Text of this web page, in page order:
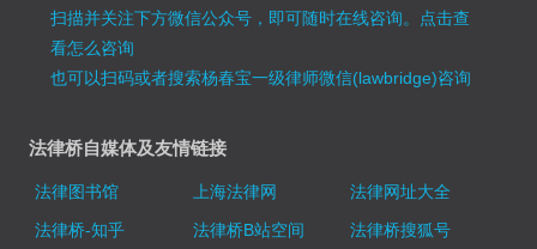
扫描并关注下方微信公众号，即可随时在线咨询。 点击查
看怎么咨询
也可以扫码或者搜索杨春宝一级律师微信(lawbridge)咨询
法律桥自媒体及友情链接
法律图书馆 上海法律网
法律网址大全
法律桥-知乎
法律桥B站空间
法律桥搜狐号